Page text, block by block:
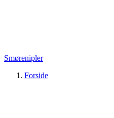
Smørenipler
Forside